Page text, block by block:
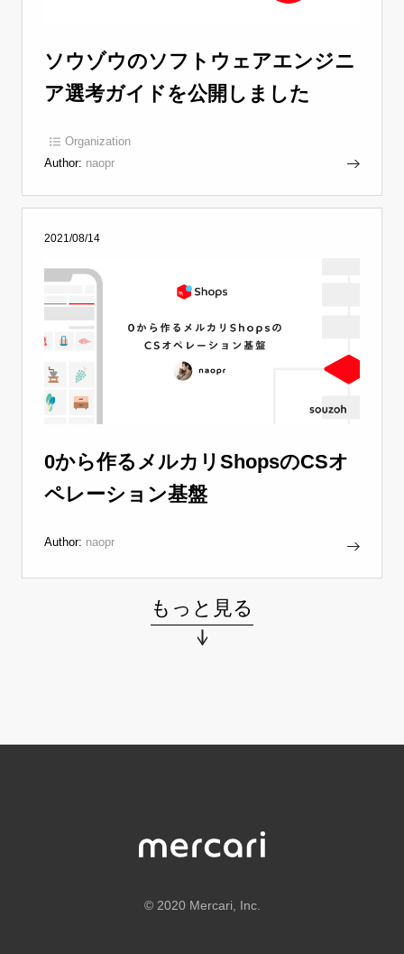
ソウゾウのソフトウェアエンジニ
ア選考ガイドを公開しました
Organization
Author: naopr
2021/08/14
0から作るメルカリShopsのCSオ
ペレーション基盤
Author: naopr
もっと見る
© 2020 Mercari, Inc.